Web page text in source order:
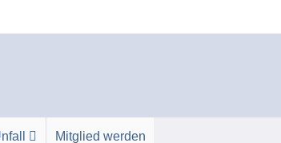
Mitglied werden